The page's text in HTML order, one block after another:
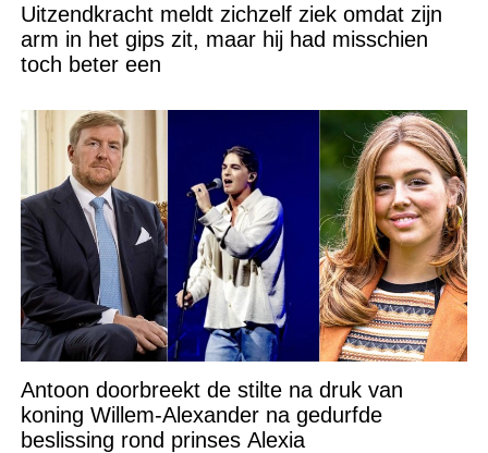
Uitzendkracht meldt zichzelf ziek omdat zijn
arm in het gips zit, maar hij had misschien
toch beter een
Antoon doorbreekt de stilte na druk van
koning Willem-Alexander na gedurfde
beslissing rond prinses Alexia